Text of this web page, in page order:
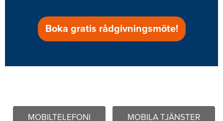
Boka gratis rådgivningsmöte!
MOBILTELEFONI MOBILA TJÄNSTER